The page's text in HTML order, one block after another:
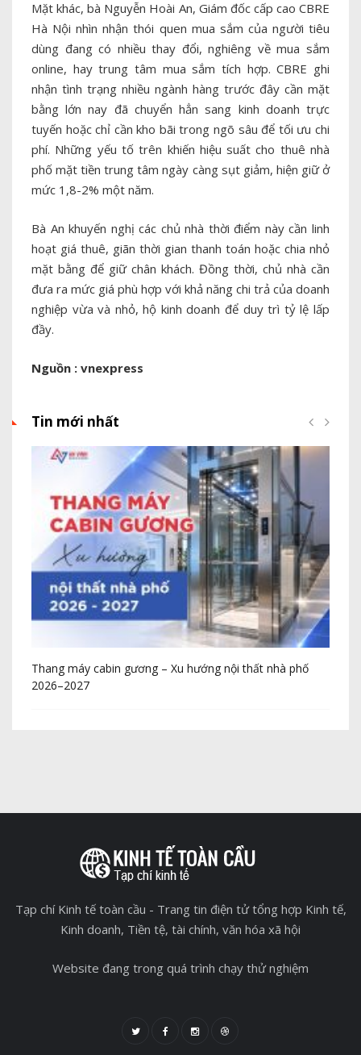
Mặt khác, bà Nguyễn Hoài An, Giám đốc cấp cao CBRE
Hà Nội nhìn nhận thói quen mua sắm của người tiêu
dùng đang có nhiều thay đổi, nghiêng về mua sắm
online, hay trung tâm mua sắm tích hợp. CBRE ghi
nhận tình trạng nhiều ngành hàng trước đây cần mặt
bằng lớn nay đã chuyển hẳn sang kinh doanh trực
tuyến hoặc chỉ cần kho bãi trong ngõ sâu để tối ưu chi
phí. Những yếu tố trên khiến hiệu suất cho thuê nhà
phố mặt tiền trung tâm ngày càng sụt giảm, hiện giữ ở
mức 1,8-2% một năm.
Bà An khuyến nghị các chủ nhà thời điểm này cần linh
hoạt giá thuê, giãn thời gian thanh toán hoặc chia nhỏ
mặt bằng để giữ chân khách. Đồng thời, chủ nhà cần
đưa ra mức giá phù hợp với khả năng chi trả của doanh
nghiệp vừa và nhỏ, hộ kinh doanh để duy trì tỷ lệ lấp
đầy.
Nguồn : vnexpress
Tin mới nhất
Thang máy cabin gương – Xu hướng nội thất nhà phố
2026–2027
Tạp chí Kinh tế toàn cầu - Trang tin điện tử tổng hợp Kinh tế,
Kinh doanh, Tiền tệ, tài chính, văn hóa xã hội
Website đang trong quá trình chạy thử nghiệm